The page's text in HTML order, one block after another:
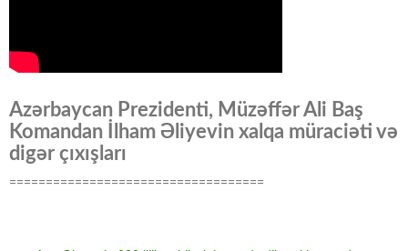
Azərbaycan Prezidenti, Müzəffər Ali Baş
Komandan İlham Əliyevin xalqa müraciəti və
digər çıxışları
===================================